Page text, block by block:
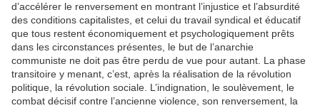
d’accélérer le renversement en montrant l’injustice et l’absurdité
des conditions capitalistes, et celui du travail syndical et éducatif
que tous restent économiquement et psychologiquement prêts
dans les circonstances présentes, le but de l’anarchie
communiste ne doit pas être perdu de vue pour autant. La phase
transitoire y menant, c’est, après la réalisation de la révolution
politique, la révolution sociale. L’indignation, le soulèvement, le
combat décisif contre l’ancienne violence, son renversement, la